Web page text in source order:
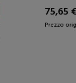
75,65
Prezzo